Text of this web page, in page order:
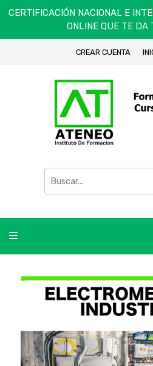
CERTIFICACIÓN NACIONAL E
ONLINE QUE TE DA
CREAR CUENTA